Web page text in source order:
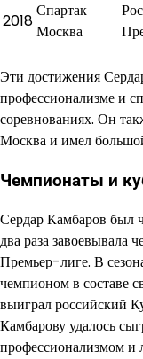
2018
Спартак
Москва
Эти достижения
профессионализме и
соревнованиях. Он
Москва и имел
Чемпионаты и
Сердар Камбаров был
два раза завоевывала
Премьер-лиге. В
чемпионом в составе
выиграл российский
Камбарову удалось
профессионализмом и